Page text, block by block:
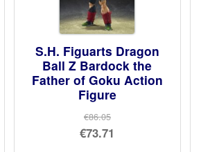
S.H. Figuarts Dragon
Ball Z Bardock the
Father of Goku Action
Figure
€86.05
Le
€73.71